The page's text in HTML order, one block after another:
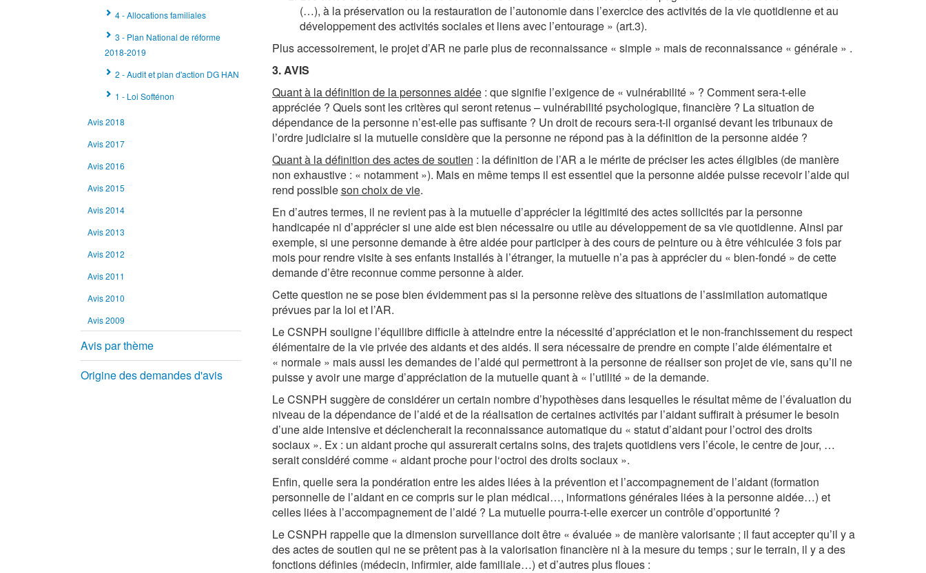
4 - Allocations familiales
3 - Plan National de réforme
2018-2019
2 - Audit et plan d'action DG HAN
1 - Loi Softénon
Avis 2018
Avis 2017
Avis 2016
Avis 2015
Avis 2014
Avis 2013
Avis 2012
Avis 2011
Avis 2010
Avis 2009
Avis par thème
Origine des demandes d'avis
(…), à la préservation ou la restauration de l’autonomie dans l’exercice des activités de la vie quotidienne et au
développement des activités sociales et liens avec l’entourage » (art.3).
Plus accessoirement, le projet d’AR ne parle plus de reconnaissance « simple » mais de reconnaissance « générale » .
3. AVIS
Quant à la définition de la personnes aidée: que signifie l’exigence de « vulnérabilité » ? Comment sera-t-elle
appréciée ? Quels sont les critères qui seront retenus – vulnérabilité psychologique, financière ? La situation de
dépendance de la personne n’est-elle pas suffisante ? Un droit de recours sera-t-il organisé devant les tribunaux de
l’ordre judiciaire si la mutuelle considère que la personne ne répond pas à la définition de la personne aidée ?
Quant à la définition des actes de soutien : la définition de l’AR a le mérite de préciser les actes éligibles (de manière
non exhaustive : « notamment »). Mais en même temps il est essentiel que la personne aidée puisse recevoir l’aide qui
rend possibleson choix de vie.
En d’autres termes, il ne revient pas à la mutuelle d’apprécier la légitimité des actes sollicités par la personne
handicapée ni d’apprécier si une aide est bien nécessaire ou utile au développement de sa vie quotidienne. Ainsi par
exemple, si une personne demande à être aidée pour participer à des cours de peinture ou à être véhiculée 3 fois par
mois pour rendre visite à ses enfants installés à l’étranger, la mutuelle n’a pas à apprécier du « bien-fondé » de cette
demande d’être reconnue comme personne à aider.
Cette question ne se pose bien évidemment pas si la personne relève des situations de l’assimilation automatique
prévues par la loi et l’AR.
Le CSNPH souligne l’équilibre difficile à atteindre entre la nécessité d’appréciation et le non-franchissement du respect
élémentaire de la vie privée des aidants et des aidés. Il sera nécessaire de prendre en compte l’aide élémentaire et
« normale » mais aussi les demandes de l’aidé qui permettront à la personne de réaliser son projet de vie, sans qu’il ne
puisse y avoir une marge d’appréciation de la mutuelle quant à « l’utilité » de la demande.
Le CSNPH suggère de considérer un certain nombre d’hypothèses dans lesquelles le résultat même de l’évaluation du
niveau de la dépendance de l’aidé et de la réalisation de certaines activités par l’aidant suffirait à présumer le besoin
d’une aide intensive et déclencherait la reconnaissance automatique du « statut d’aidant pour l’octroi des droits
sociaux ». Ex : un aidant proche qui assurerait certains soins, des trajets quotidiens vers l’école, le centre de jour, …
serait considéré comme « aidant proche pour l‘octroi des droits sociaux ».
Enfin, quelle sera la pondération entre les aides liées à la prévention et l’accompagnement de l’aidant (formation
personnelle de l’aidant en ce compris sur le plan médical…, informations générales liées à la personne aidée…) et
celles liées à l’accompagnement de l’aidé ? La mutuelle pourra-t-elle exercer un contrôle d’opportunité ?
Le CSNPH rappelle que la dimension surveillance doit être « évaluée » de manière valorisante ; il faut accepter qu’il y a
des actes de soutien qui ne se prêtent pas à la valorisation financière ni à la mesure du temps ; sur le terrain, il y a des
fonctions définies (médecin, infirmier, aide familiale…) et d’autres plus floues :